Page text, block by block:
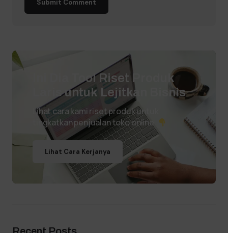
Submit Comment
Ini Dia Tool Riset Produk
Laris untuk Lejitkan Bisnis
Lihat cara kami riset produk untuk
tingkatkan penjualan toko online.
Lihat Cara Kerjanya